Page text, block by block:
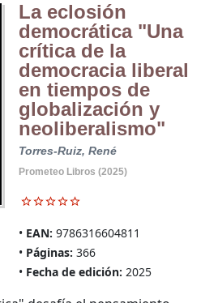
La eclosión
democrática "Una
crítica de la
democracia liberal
en tiempos de
globalización y
neoliberalismo"
Torres-Ruiz, René
Prometeo Libros (2025)
EAN: 9786316604811
Páginas: 366
Fecha de edición: 2025